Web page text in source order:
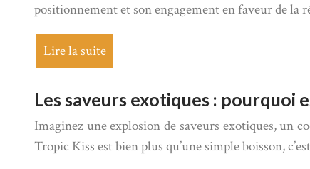
positionnement et son engagement en faveur de la
Lire la suite
Les saveurs exotiques : pourquoi
Imaginez une explosion de saveurs exotiques, un
Tropic Kiss est bien plus qu’une simple boisson,